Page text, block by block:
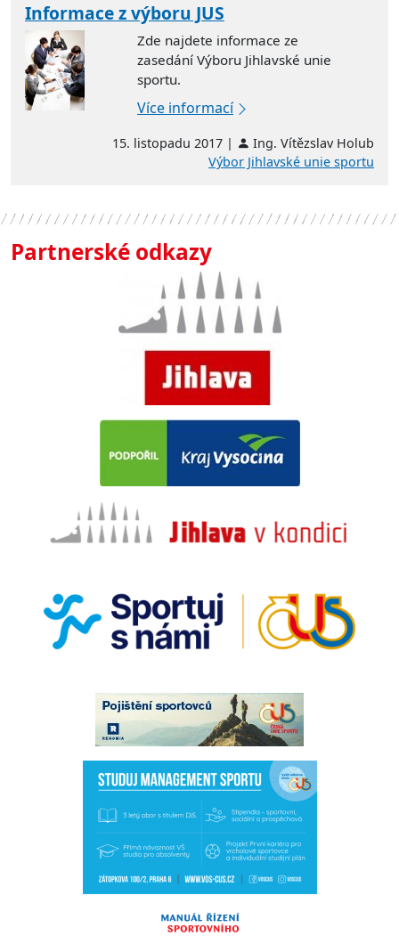
Informace z výboru JUS
Zde najdete informace ze
zasedání Výboru Jihlavské unie
sportu.
Více informací
15. listopadu 2017 |
Ing. Vítězslav Holub
Výbor Jihlavské unie sportu
Partnerské odkazy